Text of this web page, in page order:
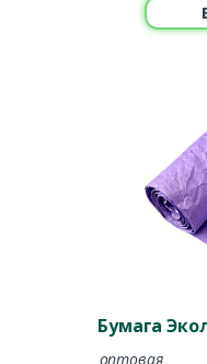
Бумага
оптовая